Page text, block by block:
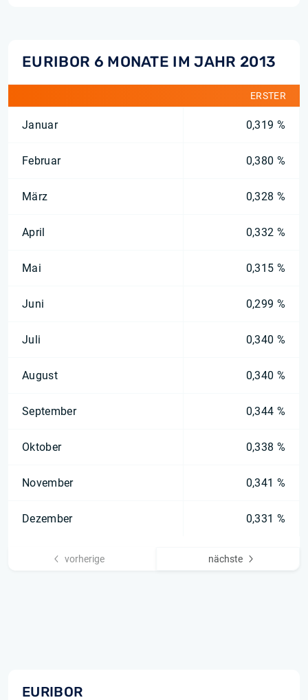
EURIBOR 6 MONATE IM JAHR 2013
ERSTER
Januar 0,319 %
Februar 0,380 %
März 0,328 %
April 0,332 %
Mai 0,315 %
Juni 0,299 %
Juli 0,340 %
August 0,340 %
September 0,344 %
Oktober 0,338 %
November 0,341 %
Dezember 0,331 %
vorherige nächste
EURIBOR